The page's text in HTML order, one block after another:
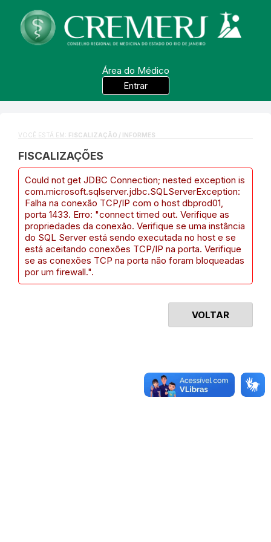
Área do Médico
Entrar
VOCÊ ESTÁ EM: FISCALIZAÇÃO / INFORMES
FISCALIZAÇÕES
Could not get JDBC Connection; nested exception is
com.microsoft.sqlserver.jdbc.SQLServerException:
Falha na conexão TCP/IP com o host dbprod01,
porta 1433. Erro: "connect timed out. Verifique as
propriedades da conexão. Verifique se uma instância
do SQL Server está sendo executada no host e se
está aceitando conexões TCP/IP na porta. Verifique
se as conexões TCP na porta não foram bloqueadas
por um firewall.".
VOLTAR